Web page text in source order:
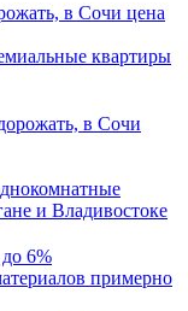
в Сочи цена
квартиры
и Владивостоке
6%
примерно